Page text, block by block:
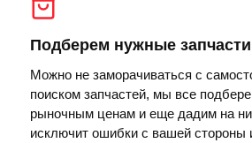
Подберем нужные запчасти
Можно не заморачиваться с
поиском запчастей, мы все
рыночным ценам и еще дадим на
исключит ошибки с вашей стороны